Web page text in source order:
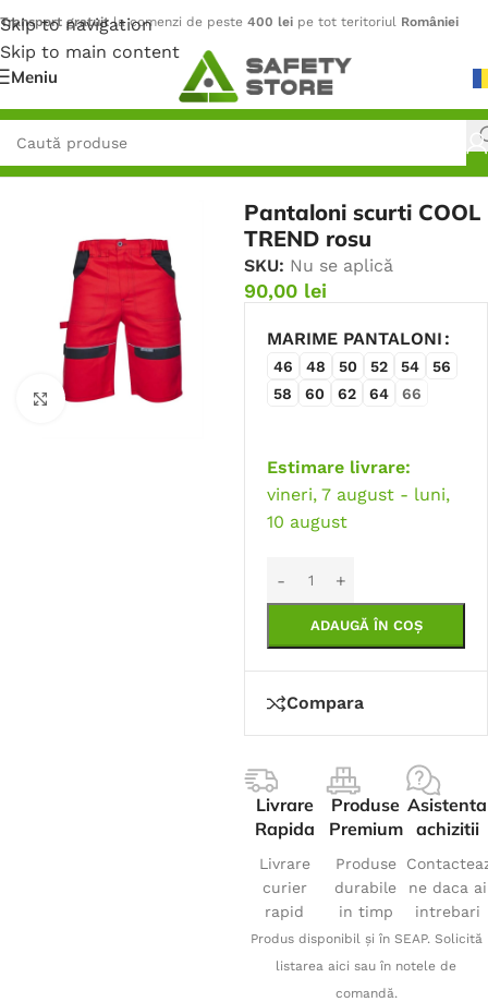
Skip to navigation
Skip to main content
Transport gratuitla comenzi de peste 400 lei pe tot teritoriul României
Meniu
Prima pagină/Îmbrăcăminte
Faceți click pentru a mări
Pantaloni scurti COOL
TREND rosu
SKU: Nu se aplică
90,00 lei
MARIME PANTALONI
46 48 50 52 54
56
58
60 62 64 66
Estimare livrare:
vineri, 7 august - luni,
10 august
ADAUGĂ ÎN COȘ
Compara
Livrare
Rapida
Livrare
curier
rapid
Produse
Premium
Produse
durabile
in timp
Asistenta
achizitii
ne daca ai
intrebari
Produs disponibil și în SEAP. Solicită
listarea aici sau în notele de
comandă.